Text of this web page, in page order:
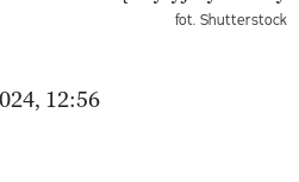
fot. Shutterstock
12:56